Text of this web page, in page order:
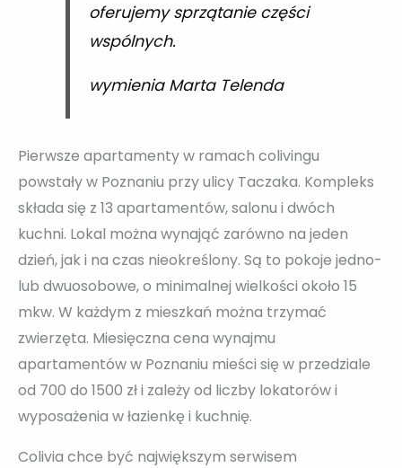
oferujemy sprzątanie części
wspólnych.
wymienia Marta Telenda
Pierwsze apartamenty w ramach colivingu
powstały w Poznaniu przy ulicy Taczaka. Kompleks
składa się z 13 apartamentów, salonu i dwóch
kuchni. Lokal można wynająć zarówno na jeden
dzień, jak i na czas nieokreślony. Są to pokoje jedno-
lub dwuosobowe, o minimalnej wielkości około 15
mkw. W każdym z mieszkań można trzymać
zwierzęta. Miesięczna cena wynajmu
apartamentów w Poznaniu mieści się w przedziale
od 700 do 1500 zł i zależy od liczby lokatorów i
wyposażenia w łazienkę i kuchnię.
Colivia chce być największym serwisem